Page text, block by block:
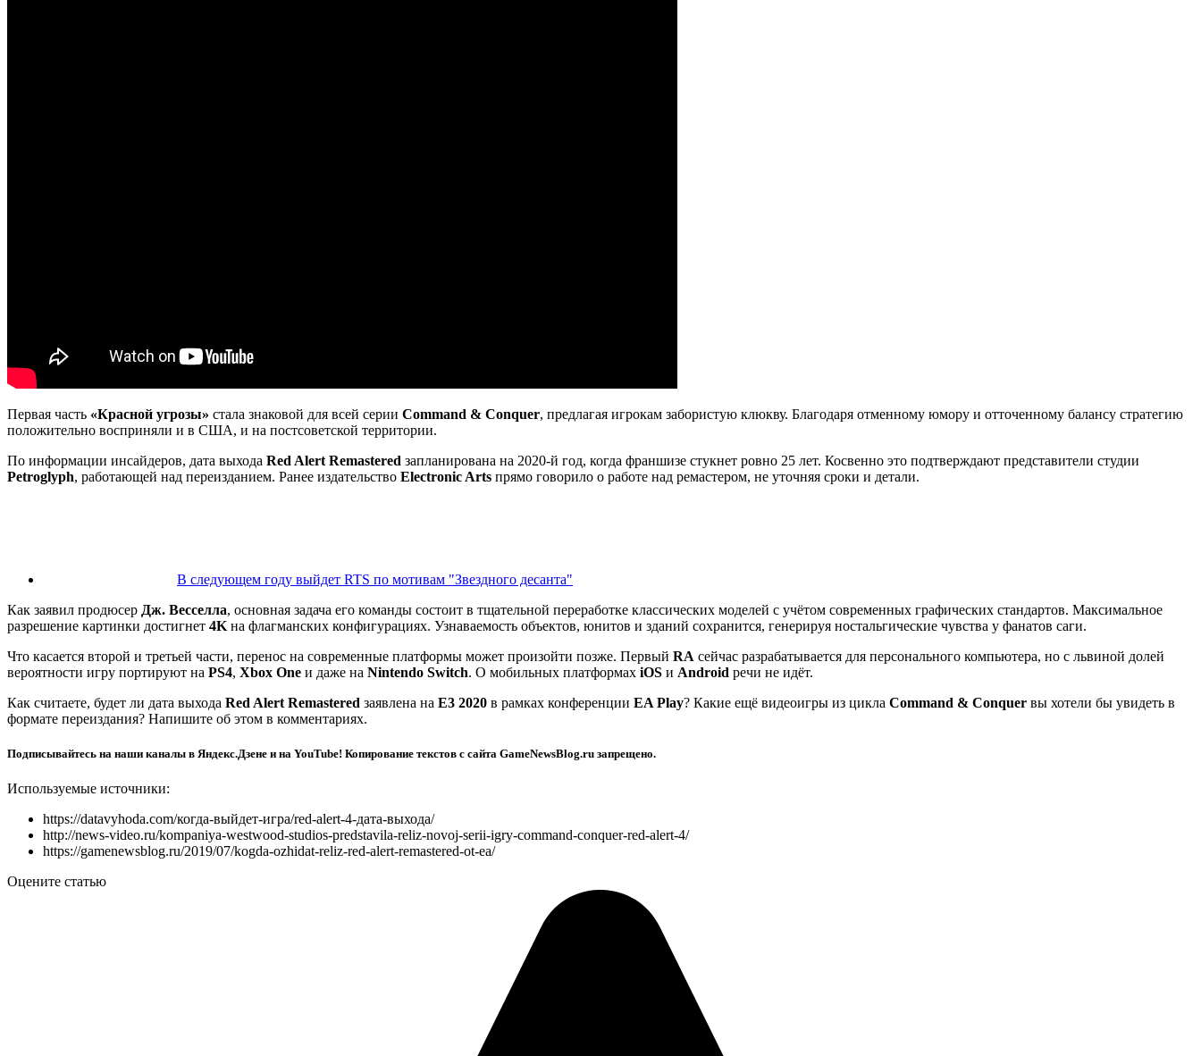
Первая часть «Красной угрозы» стала знаковой для всей серии Command & Conquer, предлагая игрокам забористую клюкву. Благодаря отменному юмору и отточенному балансу стратегию
положительно восприняли и в США, и на постсоветской территории.
По информации инсайдеров, дата выхода Red Alert Remastered запланирована на 2020-й год, когда франшизе стукнет ровно 25 лет. Косвенно это подтверждают представители студии
Petroglyph, работающей над переизданием. Ранее издательство Electronic Arts прямо говорило о работе над ремастером, не уточняя сроки и детали.
В следующем году выйдет RTS по мотивам "Звездного десанта"
Как заявил продюсер Дж. Весселла, основная задача его команды состоит в тщательной переработке классических моделей с учётом современных графических стандартов. Максимальное
разрешение картинки достигнет 4K на флагманских конфигурациях. Узнаваемость объектов, юнитов и зданий сохранится, генерируя ностальгические чувства у фанатов саги.
Что касается второй и третьей части, перенос на современные платформы может произойти позже. Первый RA сейчас разрабатывается для персонального компьютера, но с львиной долей
вероятности игру портируют на PS4, Xbox One и даже на Nintendo Switch. О мобильных платформах iOS и Android речи не идёт.
Как считаете, будет ли дата выхода Red Alert Remastered заявлена на E3 2020 в рамках конференции EA Play? Какие ещё видеоигры из цикла Command & Conquer вы хотели бы увидеть в
формате переиздания? Напишите об этом в комментариях.
Подписывайтесь на наши каналы в Яндекс.Дзене и на YouTube! Копирование текстов с сайта GameNewsBlog.ru запрещено.
Используемые источники:
https://datavyhoda.com/когда-выйдет-игра/red-alert-4-дата-выхода/
http://news-video.ru/kompaniya-westwood-studios-predstavila-reliz-novoj-serii-igry-command-conquer-red-alert-4/
https://gamenewsblog.ru/2019/07/kogda-ozhidat-reliz-red-alert-remastered-ot-ea/
Оцените статью